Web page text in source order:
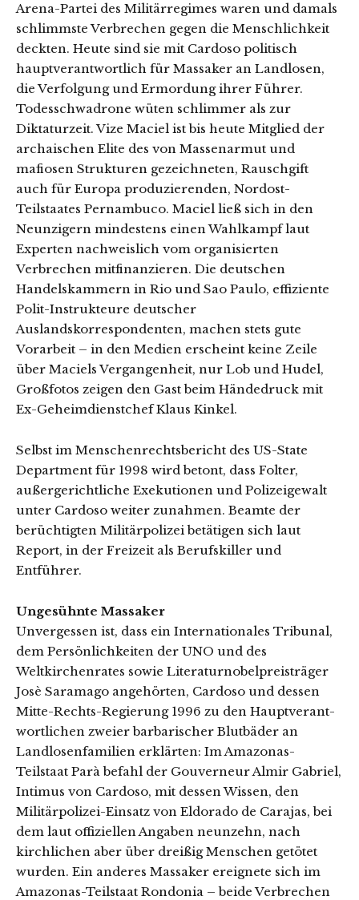
Arena-Partei des Militärregimes waren und damals
schlimmste Verbrechen gegen die Menschlichkeit
deckten. Heute sind sie mit Cardoso politisch
hauptverantwortlich für Massaker an Landlosen,
die Verfolgung und Ermordung ihrer Führer.
Todesschwadrone wüten schlimmer als zur
Diktaturzeit. Vize Maciel ist bis heute Mitglied der
archaischen Elite des von Massenarmut und
mafiosen Strukturen gezeichneten, Rauschgift
auch für Europa produzierenden, Nordost-
Teilstaates Pernambuco. Maciel ließ sich in den
Neunzigern mindestens einen Wahlkampf laut
Experten nachweislich vom organisierten
Verbrechen mitfinanzieren. Die deutschen
Handelskammern in Rio und Sao Paulo, effiziente
Polit-Instrukteure deutscher
Auslandskorrespondenten, machen stets gute
Vorarbeit – in den Medien erscheint keine Zeile
über Maciels Vergangenheit, nur Lob und Hudel,
Großfotos zeigen den Gast beim Händedruck mit
Ex-Geheimdienstchef Klaus Kinkel.
Selbst im Menschenrechtsbericht des US-State
Department für 1998 wird betont, dass Folter,
außergerichtliche Exekutionen und Polizeigewalt
unter Cardoso weiter zunahmen. Beamte der
berüchtigten Militärpolizei betätigen sich laut
Report, in der Freizeit als Berufskiller und
Entführer.
Ungesühnte Massaker
Unvergessen ist, dass ein Internationales Tribunal,
dem Persönlichkeiten der UNO und des
Weltkirchenrates sowie Literaturnobelpreisträger
Josè Saramago angehörten, Cardoso und dessen
Mitte-Rechts-Regierung 1996 zu den Hauptverant-
wortlichen zweier barbarischer Blutbäder an
Landlosenfamilien erklärten: Im Amazonas-
Teilstaat Parà befahl der Gouverneur Almir Gabriel,
Intimus von Cardoso, mit dessen Wissen, den
Militärpolizei-Einsatz von Eldorado de Carajas, bei
dem laut offiziellen Angaben neunzehn, nach
kirchlichen aber über dreißig Menschen getötet
wurden. Ein anderes Massaker ereignete sich im
Amazonas-Teilstaat Rondonia – beide Verbrechen